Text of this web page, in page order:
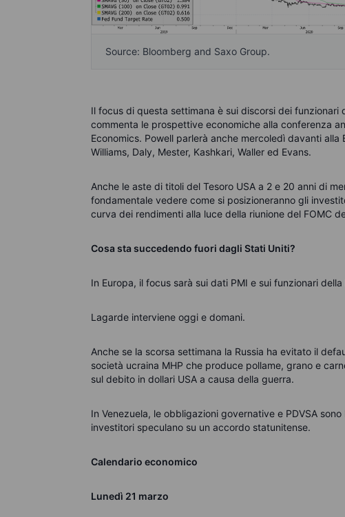
Source: Bloomberg and Saxo Group.
Il focus di questa settimana è sui discorsi dei
commenta le prospettive economiche alla conferenza
Economics. Powell parlerà anche mercoledì davanti
Williams, Daly, Mester, Kashkari, Waller ed Evans.
Anche le aste di titoli del Tesoro USA a 2 e 20 anni di
fondamentale vedere come si posizioneranno gli
curva dei rendimenti alla luce della riunione del FOMC
Cosa sta succedendo fuori dagli Stati Uniti?
In Europa, il focus sarà sui dati PMI e sui funzionari
Lagarde interviene oggi e domani.
Anche se la scorsa settimana la Russia ha evitato il
società ucraina MHP che produce pollame, grano e
sul debito in dollari USA a causa della guerra.
In Venezuela, le obbligazioni governative e PDVSA
investitori speculano su un accordo statunitense.
Calendario economico
Lunedì 21 marzo